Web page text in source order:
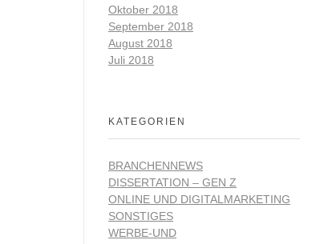
Oktober 2018
September 2018
August 2018
Juli 2018
KATEGORIEN
BRANCHENNEWS
DISSERTATION – GEN Z
ONLINE UND DIGITALMARKETING
SONSTIGES
WERBE-UND